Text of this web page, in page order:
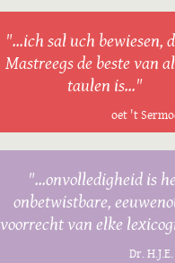
"...ich sal uch bewiesen,
Mastreegs de beste van
taulen is..."
oet 't
"...onvolledigheid is
onbetwistbare,
voorrecht van elke
Dr.